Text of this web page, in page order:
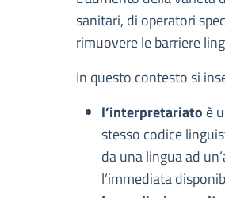
sanitari, di operatori
rimuovere le barriere
In questo contesto si
l’interpretariato è
stesso codice
da una lingua ad
l’immediata